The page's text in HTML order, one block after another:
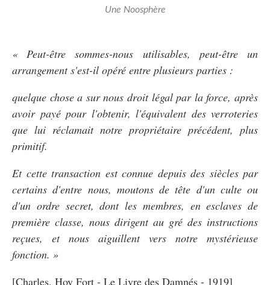
Une Noosphère
« Peut-être sommes-nous utilisables, peut-être un
arrangement s'est-il opéré entre plusieurs parties :
quelque chose a sur nous droit légal par la force, après
avoir payé pour l'obtenir, l'équivalent des verroteries
que lui réclamait notre propriétaire précédent, plus
primitif.
Et cette transaction est connue depuis des siècles par
certains d'entre nous, moutons de tête d'un culte ou
d'un ordre secret, dont les membres, en esclaves de
première classe, nous dirigent au gré des instructions
reçues, et nous aiguillent vers notre mystérieuse
fonction. »
[Charles, Hoy Fort - Le Livre des Damnés - 1919]